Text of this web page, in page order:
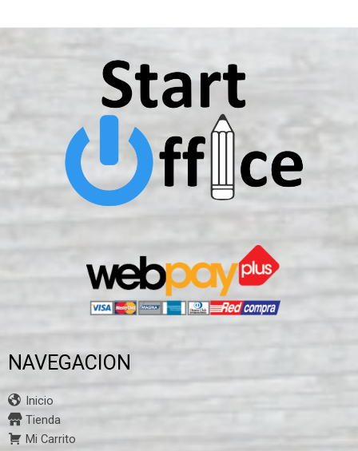
NAVEGACION
Inicio
Tienda
Mi Carrito